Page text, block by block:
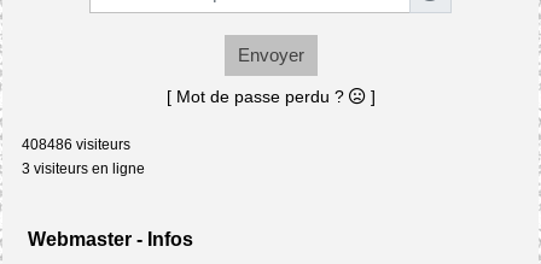
Envoyer
[ Mot de passe perdu ? ]
408486 visiteurs
3 visiteurs en ligne
Webmaster - Infos